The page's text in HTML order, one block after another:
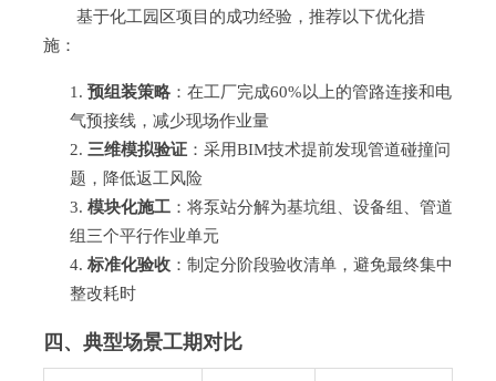
基于化工园区项目的成功经验，推荐以下优化措
施：
预组装策略：在工厂完成60%以上的管路连接和电
气预接线，减少现场作业量
三维模拟验证：采用BIM技术提前发现管道碰撞问
题，降低返工风险
模块化施工：将泵站分解为基坑组、设备组、管道
组三个平行作业单元
标准化验收：制定分阶段验收清单，避免最终集中
整改耗时
四、典型场景工期对比